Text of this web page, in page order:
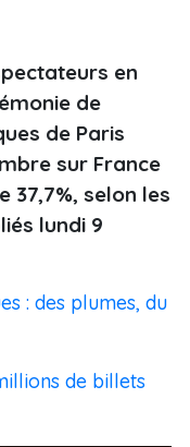
en
de
de Paris
sur France
37,7%, selon les
lundi 9
: des plumes, du
de billets